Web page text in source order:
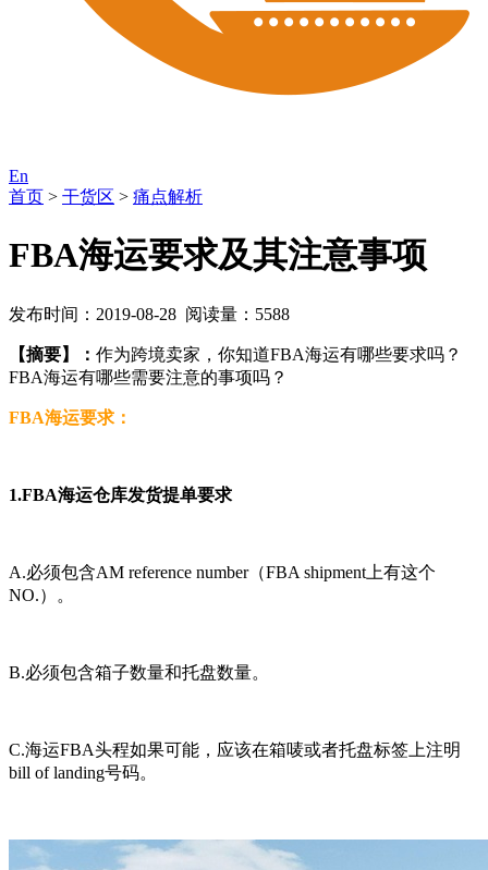
En
首页 > 干货区 > 痛点解析
FBA海运要求及其注意事项
发布时间：2019-08-28 阅读量：5588
【摘要】： 作为跨境卖家，你知道FBA海运有哪些要求吗？
FBA海运有哪些需要注意的事项吗？
FBA海运要求：
1.FBA海运仓库发货提单要求
A.必须包含AM reference number（FBA shipment上有这个
NO.）。
B.必须包含箱子数量和托盘数量。
C.海运FBA头程如果可能，应该在箱唛或者托盘标签上注明
bill of landing号码。